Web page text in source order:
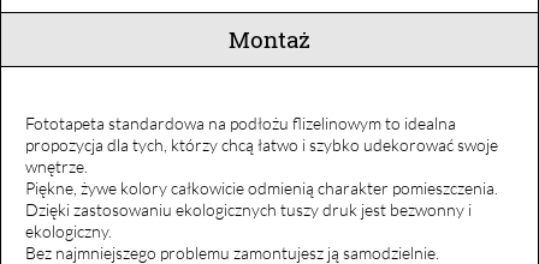
Montaż
Fototapeta standardowa na podłożu flizelinowym to idealna
propozycja dla tych, którzy chcą łatwo i szybko udekorować swoje
wnętrze.
Piękne, żywe kolory całkowicie odmienią charakter pomieszczenia.
Dzięki zastosowaniu ekologicznych tuszy druk jest bezwonny i
ekologiczny.
Bez najmniejszego problemu zamontujesz ją samodzielnie.